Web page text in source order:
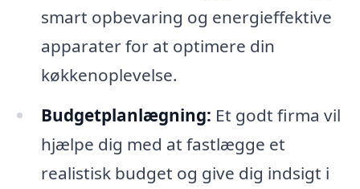
smart opbevaring og energieffektive
apparater for at optimere din
køkkenoplevelse.
Budgetplanlægning: Et godt firma vil
hjælpe dig med at fastlægge et
realistisk budget og give dig indsigt i